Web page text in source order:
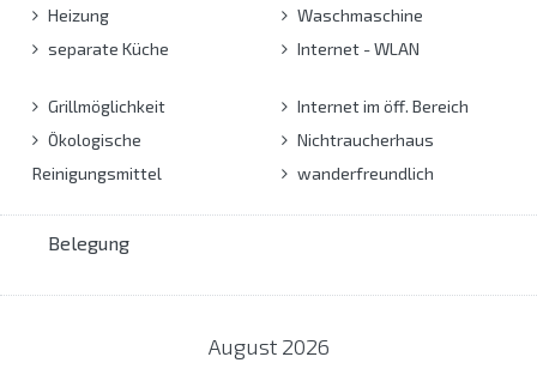
Heizung
separate Küche
Waschmaschine
Internet - WLAN
Grillmöglichkeit
Ökologische
Reinigungsmittel
Internet im öff. Bereich
Nichtraucherhaus
wanderfreundlich
Belegung
August 2026